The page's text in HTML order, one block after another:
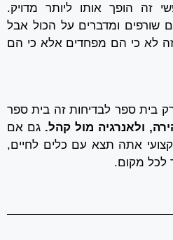
זה הופך אותו ליותר מדויק.
שורפים ומדברים על הכול אבל
וזה לא כי הם מפחדים אלא כי הם
בית ספר לבדיחות זה בית ספר
ולאנרגיה מול קהל. גם אם
אתה תצא עם כלים לחיים,
לכל מקום.